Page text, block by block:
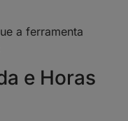
a ferramenta
e Horas